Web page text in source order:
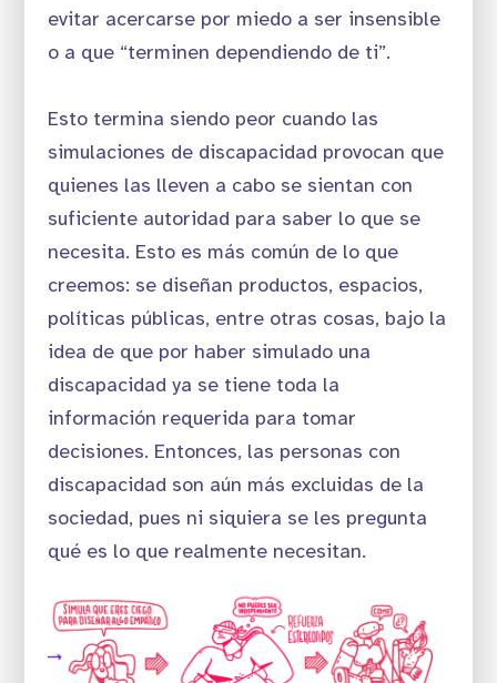
evitar acercarse por miedo a ser insensible
o a que “terminen dependiendo de ti”.
Esto termina siendo peor cuando las
simulaciones de discapacidad provocan que
quienes las lleven a cabo se sientan con
suficiente autoridad para saber lo que se
necesita. Esto es más común de lo que
creemos: se diseñan productos, espacios,
políticas públicas, entre otras cosas, bajo la
idea de que por haber simulado una
discapacidad ya se tiene toda la
información requerida para tomar
decisiones. Entonces, las personas con
discapacidad son aún más excluidas de la
sociedad, pues ni siquiera se les pregunta
qué es lo que realmente necesitan.